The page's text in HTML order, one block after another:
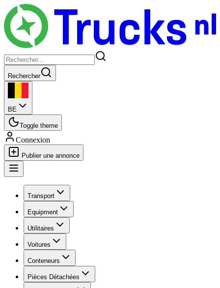
Rechercher
BE
Toggle theme
Connexion
Publier une annonce
Transport
Equipment
Utilitaires
Voitures
Conteneurs
Pièces Détachées